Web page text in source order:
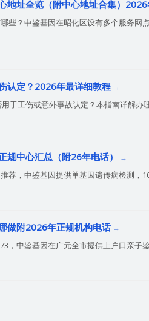
地址全览（附中心地址合集）
些？中鉴基因在昭化区设有多个服务网
认定？2026年最详细教程
于工伤或意外事故认定？本指南详解办
规中心汇总（附26年电话）
荐，中鉴基因提供单基因遗传病检测，
做附2026年正规机构电话
，中鉴基因在广元全市提供上户口亲子